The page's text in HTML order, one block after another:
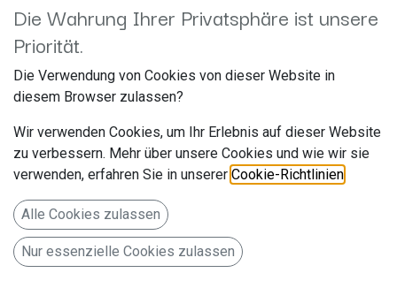
KICKER 2 Kanal Cinchkabel 5
m QI25
Artikelnummer: QI25
49,90€ Alle Preise inkl. MwSt.zzgl. Versandkosten
Die Wahrung Ihrer Privatsphäre ist unsere
Priorität.
Die Verwendung von Cookies von dieser Website in
diesem Browser zulassen?
Wir verwenden Cookies, um Ihr Erlebnis auf dieser Website
zu verbessern. Mehr über unsere Cookies und wie wir sie
verwenden, erfahren Sie in unserer Cookie-Richtlinien
Alle Cookies zulassen
Nur essenzielle Cookies zulassen